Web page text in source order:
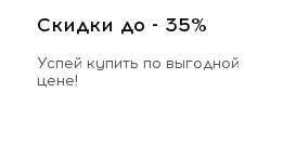
Скидки до - 35%
Успей купить по выгодной
цене!